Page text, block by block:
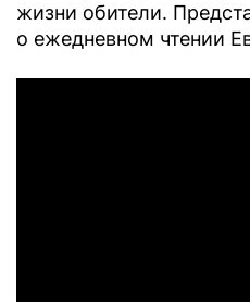
жизни обители.
о ежедневном чтении